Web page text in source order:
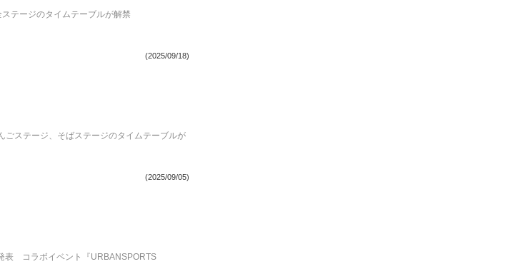
テージのタイムテーブルが解禁
(2025/09/18)
ステージ、そばステージのタイムテーブルが
(2025/09/05)
表 コラボイベント『URBANSPORTS